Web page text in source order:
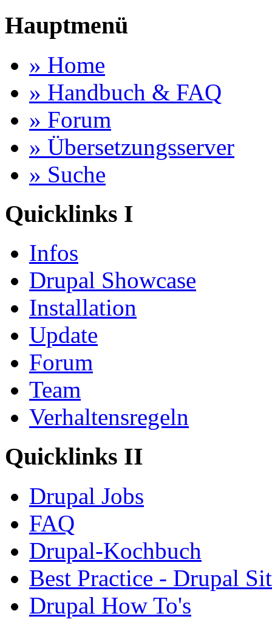
Hauptmenü
» Home
» Handbuch & FAQ
» Forum
» Übersetzungsserver
» Suche
Quicklinks I
Infos
Drupal Showcase
Installation
Update
Forum
Team
Verhaltensregeln
Quicklinks II
Drupal Jobs
FAQ
Drupal-Kochbuch
Best Practice - Drupal
Drupal How To's